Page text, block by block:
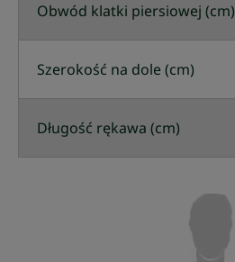
Obwód klatki piersiowej (cm)
Szerokość na dole (cm)
Długość rękawa (cm)